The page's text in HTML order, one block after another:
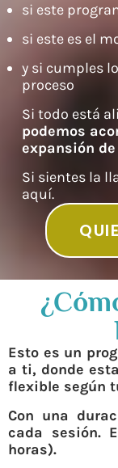
si este
si este es el
y si cumples
proceso
Si todo está
podemos
expansión
Si sientes la
aquí.
Esto es un
a ti, donde
flexible según
Con una
cada sesión.
horas).